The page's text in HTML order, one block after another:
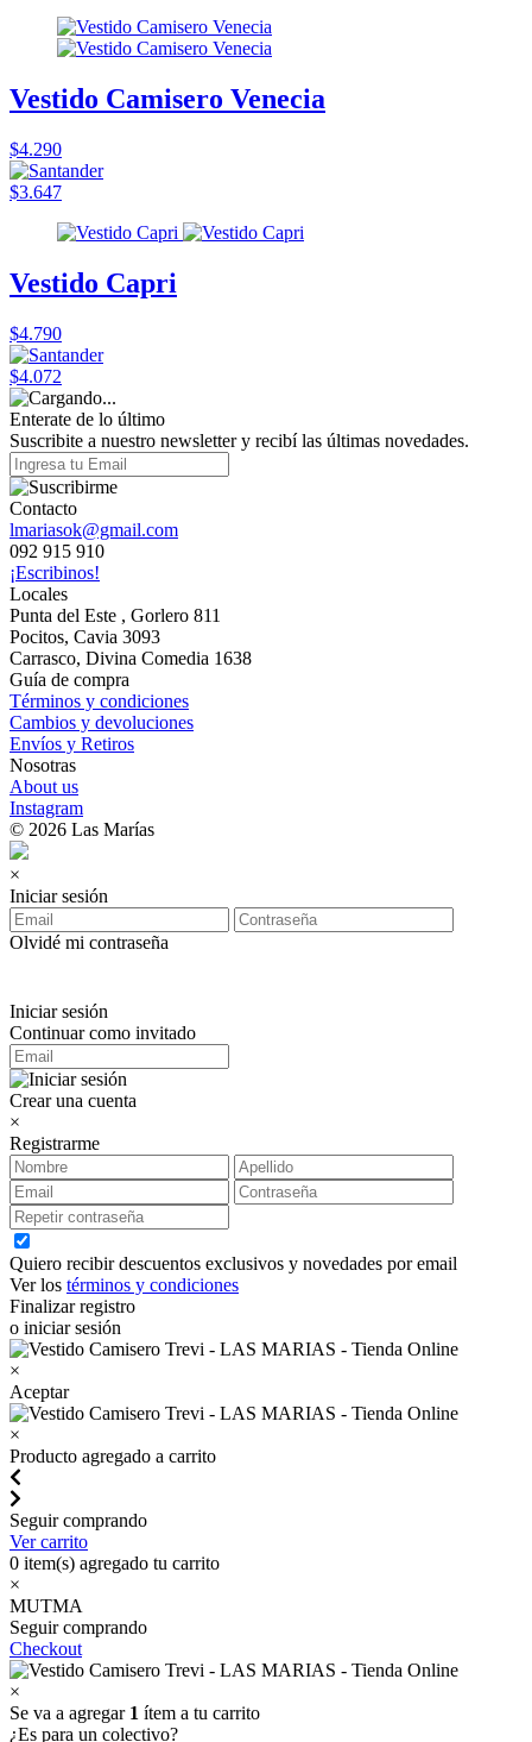
Vestido Camisero Venecia
$4.290
$3.647
Vestido Capri
$4.790
$4.072
Enterate de lo último
Suscribite a nuestro newsletter y recibí las últimas novedades.
Contacto
lmariasok@gmail.com
092 915 910
¡Escribinos!
Locales
Punta del Este , Gorlero 811
Pocitos, Cavia 3093
Carrasco, Divina Comedia 1638
Guía de compra
Términos y condiciones
Cambios y devoluciones
Envíos y Retiros
Nosotras
About us
Instagram
© 2026 Las Marías
×
Iniciar sesión
Olvidé mi contraseña
Iniciar sesión
Continuar como invitado
Crear una cuenta
×
Registrarme
Quiero recibir descuentos exclusivos y novedades por email
Ver los términos y condiciones
Finalizar registro
o iniciar sesión
×
Aceptar
×
Producto agregado a carrito
Seguir comprando
Ver carrito
0 item(s) agregado tu carrito
×
MUTMA
Seguir comprando
Checkout
×
Se va a agregar 1 ítem a tu carrito
¿Es para un colectivo?